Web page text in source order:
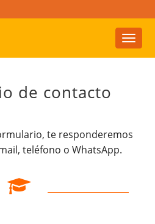
Toggle
de contacto
te responderemos
teléfono o WhatsApp.